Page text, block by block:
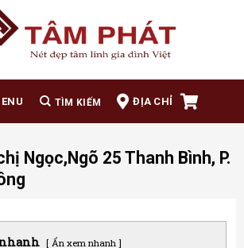
ĐỊA CHỈ
Ngọc,Ngõ 25 Thanh Bình, P.
Ẩn xem nhanh